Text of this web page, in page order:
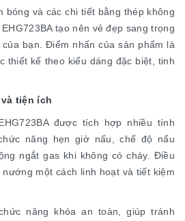
bóng và các chi tiết bằng thép không
tạo nên vẻ đẹp sang trọng
bạn. Điểm nhấn của sản phẩm là
thiết kế theo kiểu dáng đặc biệt, tinh
tiện ích
được tích hợp nhiều tính
năng hẹn giờ nấu, chế độ nấu
ngắt gas khi không có cháy. Điều
một cách linh hoạt và tiết kiệm
năng khóa an toàn, giúp tránh